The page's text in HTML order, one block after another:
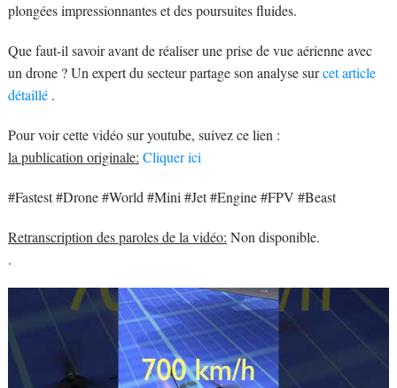
plongées impressionnantes et des poursuites fluides.
Que faut-il savoir avant de réaliser une prise de vue aérienne avec
un drone ? Un expert du secteur partage son analyse surcet article
détaillé .
Pour voir cette vidéo sur youtube, suivez ce lien :
la publication originale: Cliquer ici
#Fastest #Drone #World #Mini #Jet #Engine #FPV #Beast
Retranscription des paroles de la vidéo: Non disponible.
.